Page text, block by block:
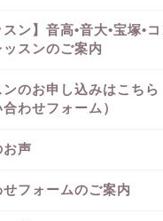
スン】音高•音大•宝塚•
スンのご案内
のお申し込みはこち
わせフォーム）
お声
フォームのご案内